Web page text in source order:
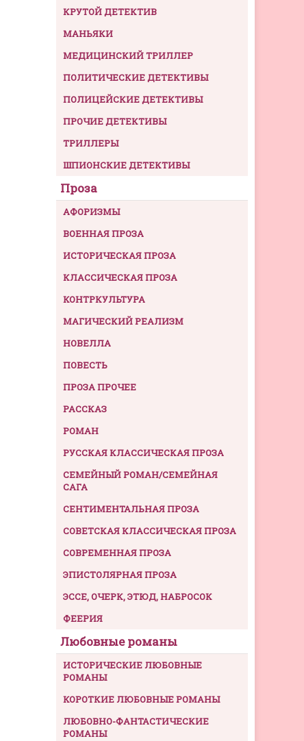
КРУТОЙ ДЕТЕКТИВ
МАНЬЯКИ
МЕДИЦИНСКИЙ ТРИЛЛЕР
ПОЛИТИЧЕСКИЕ ДЕТЕКТИВЫ
ПОЛИЦЕЙСКИЕ ДЕТЕКТИВЫ
ПРОЧИЕ ДЕТЕКТИВЫ
ТРИЛЛЕРЫ
ШПИОНСКИЕ ДЕТЕКТИВЫ
Проза
АФОРИЗМЫ
ВОЕННАЯ ПРОЗА
ИСТОРИЧЕСКАЯ ПРОЗА
КЛАССИЧЕСКАЯ ПРОЗА
КОНТРКУЛЬТУРА
МАГИЧЕСКИЙ РЕАЛИЗМ
НОВЕЛЛА
ПОВЕСТЬ
ПРОЗА ПРОЧЕЕ
РАССКАЗ
РОМАН
РУССКАЯ КЛАССИЧЕСКАЯ ПРОЗА
СЕМЕЙНЫЙ РОМАН/СЕМЕЙНАЯ
САГА
СЕНТИМЕНТАЛЬНАЯ ПРОЗА
СОВЕТСКАЯ КЛАССИЧЕСКАЯ ПРОЗА
СОВРЕМЕННАЯ ПРОЗА
ЭПИСТОЛЯРНАЯ ПРОЗА
ЭССЕ, ОЧЕРК, ЭТЮД, НАБРОСОК
ФЕЕРИЯ
Любовные романы
ИСТОРИЧЕСКИЕ ЛЮБОВНЫЕ
РОМАНЫ
КОРОТКИЕ ЛЮБОВНЫЕ РОМАНЫ
ЛЮБОВНО-ФАНТАСТИЧЕСКИЕ
РОМАНЫ